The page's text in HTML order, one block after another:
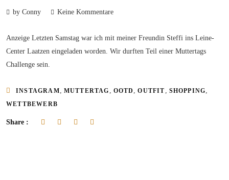
by Conny Keine Kommentare
Anzeige Letzten Samstag war ich mit meiner Freundin Steffi ins Leine-
Center Laatzen eingeladen worden. Wir durften Teil einer Muttertags
Challenge sein.
INSTAGRAM MUTTERTAG OOTD ,OUTFIT SHOPPING
WETTBEWERB
Share :